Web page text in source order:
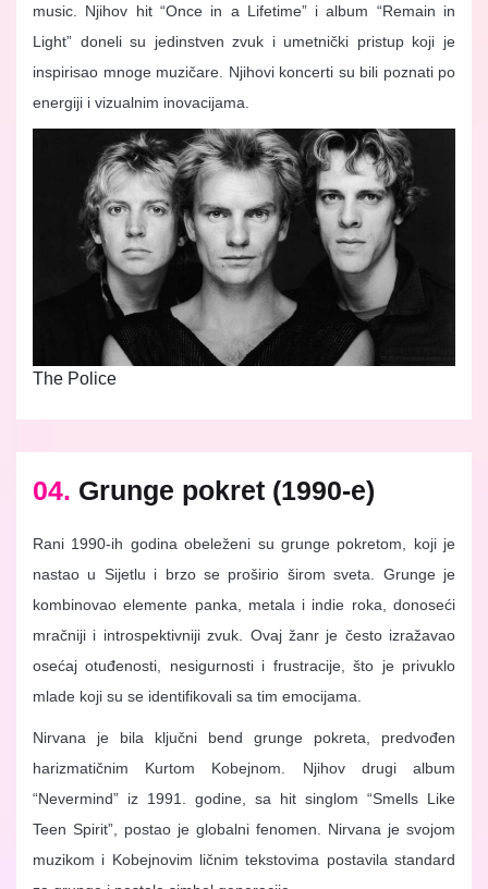
music. Njihov hit “Once in a Lifetime” i album “Remain in
Light” doneli su jedinstven zvuk i umetnički pristup koji je
inspirisao mnoge muzičare. Njihovi koncerti su bili poznati po
energiji i vizualnim inovacijama.
The Police
04. Grunge pokret (1990-e)
Rani 1990-ih godina obeleženi su grunge pokretom, koji je
nastao u Sijetlu i brzo se proširio širom sveta. Grunge je
kombinovao elemente panka, metala i indie roka, donoseći
mračniji i introspektivniji zvuk. Ovaj žanr je često izražavao
osećaj otuđenosti, nesigurnosti i frustracije, što je privuklo
mlade koji su se identifikovali sa tim emocijama.
Nirvana je bila ključni bend grunge pokreta, predvođen
harizmatičnim Kurtom Kobejnom. Njihov drugi album
“Nevermind” iz 1991. godine, sa hit singlom “Smells Like
Teen Spirit”, postao je globalni fenomen. Nirvana je svojom
muzikom i Kobejnovim ličnim tekstovima postavila standard